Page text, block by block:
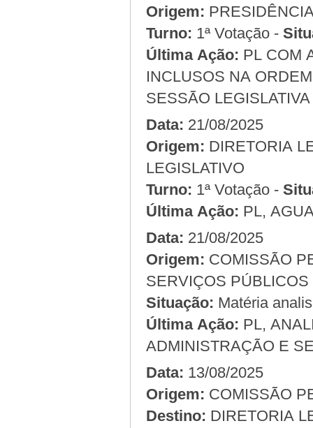
Origem:
Turno:
1ª Votação -
Última Ação: PL COM
INCLUSOS NA
SESSÃO
Data: 21/08/2025
Origem:
LEGISLATIVO
Turno:
1ª Votação -
Última Ação: PL,
Data: 21/08/2025
Origem:
Situação: Matéria
Última Ação: PL,
ADMINISTRAÇÃO E
Data: 13/08/2025
Origem:
Destino: DIRETORIA